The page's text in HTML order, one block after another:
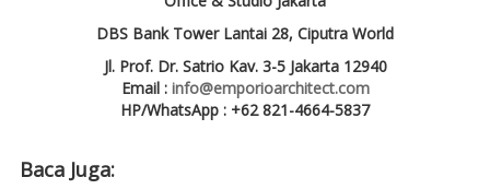
DBS Bank Tower Lantai 28, Ciputra World
Jl. Prof. Dr. Satrio Kav. 3-5 Jakarta 12940
Email : info@emporioarchitect.com
HP/WhatsApp : +62 821-4664-5837
Baca Juga: